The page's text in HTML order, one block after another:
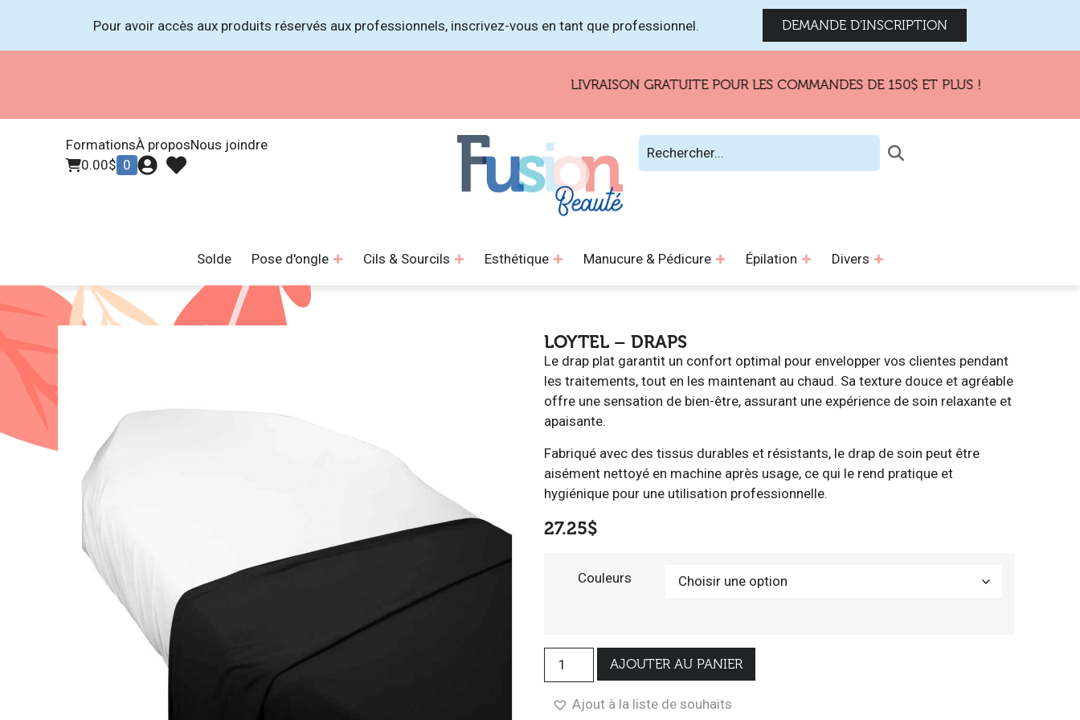
Pour avoir accès aux produits réservés aux professionnels, inscrivez-vous en tant que professionnel. DEMANDE D'INSCRIPTION
LIVRAISON GRATUITE POUR LES COMMANDES DE 150$ ET PLUS !
FormationsÀ proposNous joindre
0.00$ 0
Solde Pose d'ongle Cils & Sourcils Esthétique Manucure & Pédicure Épilation Divers
LOYTEL – DRAPS
Le drap plat garantit un confort optimal pour envelopper vos clientes pendant
les traitements, tout en les maintenant au chaud. Sa texture douce et agréable
offre une sensation de bien-être, assurant une expérience de soin relaxante et
apaisante.
Fabriqué avec des tissus durables et résistants, le drap de soin peut être
aisément nettoyé en machine après usage, ce qui le rend pratique et
hygiénique pour une utilisation professionnelle.
27.25$
Couleurs
AJOUTER AU PANIER
Ajout à la liste de souhaits